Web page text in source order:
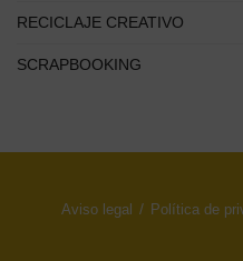
RECICLAJE CREATIVO
SCRAPBOOKING
Aviso legal Política de